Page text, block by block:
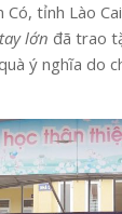
Có, tỉnh Lào
lớn đã trao
ý nghĩa do